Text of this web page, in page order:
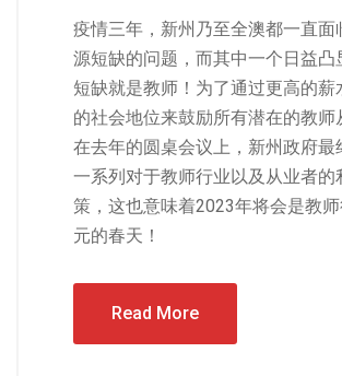
疫情三年，新州乃至全澳都一直面
源短缺的问题，而其中一个日益凸
短缺就是教师！为了通过更高的薪
的社会地位来鼓励所有潜在的教师
在去年的圆桌会议上，新州政府最
一系列对于教师行业以及从业者的
策，这也意味着2023年将会是教
元的春天！
Read More